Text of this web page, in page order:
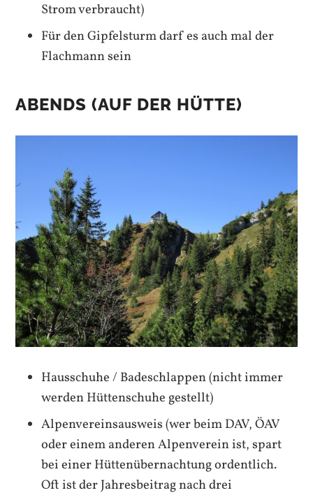
Strom verbraucht)
Für den Gipfelsturm darf es auch mal der
Flachmann sein
ABENDS (AUF DER HÜTTE)
Hausschuhe / Badeschlappen (nicht immer
werden Hüttenschuhe gestellt)
Alpenvereinsausweis (wer beim DAV, ÖAV
oder einem anderen Alpenverein ist, spart
bei einer Hüttenübernachtung ordentlich.
Oft ist der Jahresbeitrag nach drei